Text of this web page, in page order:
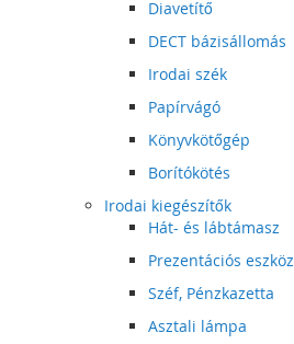
Diavetítő
DECT bázisállomás
Irodai szék
Papírvágó
Könyvkötőgép
Borítókötés
Irodai kiegészítők
Hát- és lábtámasz
Prezentációs eszköz
Széf, Pénzkazetta
Asztali lámpa